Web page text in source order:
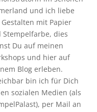
und ich liebe
Gestalten mit Papier
Stempelfarbe, dies
Du auf meinen
und hier auf
Blog erleben.
bin ich für Dich
sozialen Medien (als
per Mail an